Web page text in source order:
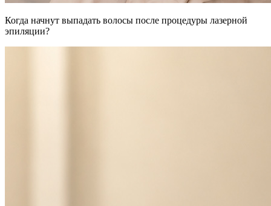
Когда начнут выпадать волосы после процедуры лазерной
эпиляции?